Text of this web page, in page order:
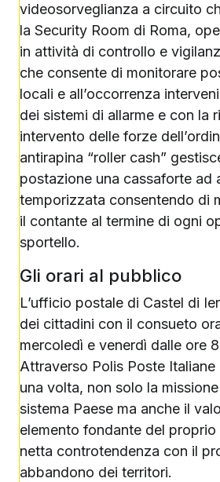
videosorveglianza a circuito
la Security Room di Roma,
in attività di controllo e
che consente di monitorare
locali e all’occorrenza
dei sistemi di allarme e con la
intervento delle forze
antirapina “roller cash”
postazione una cassaforte ad
temporizzata consentendo di
il contante al termine di ogni
sportello.
Gli orari al pubblico
L’ufficio postale di Castel di
dei cittadini con il consueto
mercoledì e venerdì dalle ore
Attraverso Polis Poste
una volta, non solo la
sistema Paese ma anche il
elemento fondante del proprio
netta controtendenza con il
abbandono dei territori.